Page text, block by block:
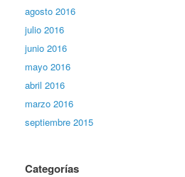
agosto 2016
julio 2016
junio 2016
mayo 2016
abril 2016
marzo 2016
septiembre 2015
Categorías